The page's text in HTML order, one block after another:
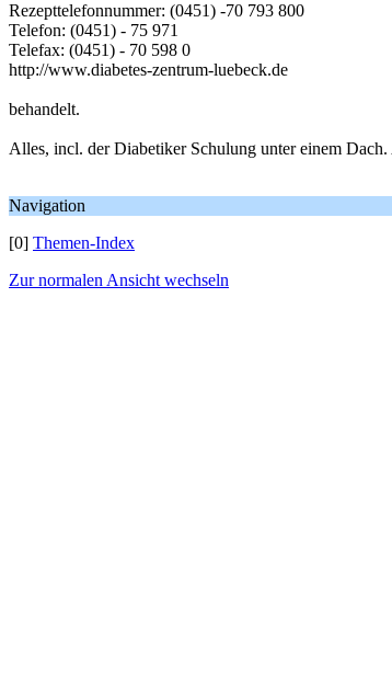
Rezepttelefonnummer: (0451) -70 793 800
Telefon: (0451) - 75 971
Telefax: (0451) - 70 598 0
http://www.diabetes-zentrum-luebeck.de
behandelt.
Alles, incl. der Diabetiker Schulung unter einem
Navigation
[0] Themen-Index
Zur normalen Ansicht wechseln